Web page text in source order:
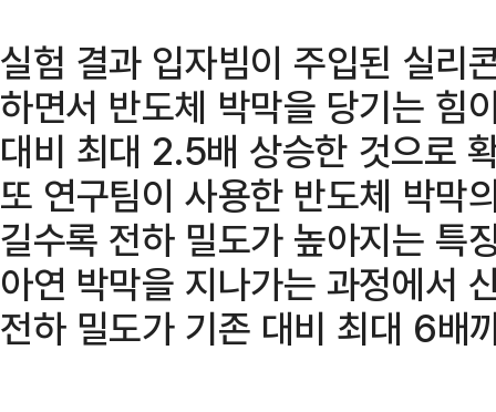
실험 결과 입자빔이 주입된 실리
하면서 반도체 박막을 당기는 힘
대비 최대 2.5배 상승한 것으로
또 연구팀이 사용한 반도체 박막
길수록 전하 밀도가 높아지는 특
아연 박막을 지나가는 과정에서
전하 밀도가 기존 대비 최대 6배